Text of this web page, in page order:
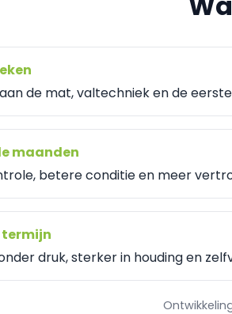
de mat, valtechniek en de
maanden
betere conditie en meer
termijn
druk, sterker in houding en